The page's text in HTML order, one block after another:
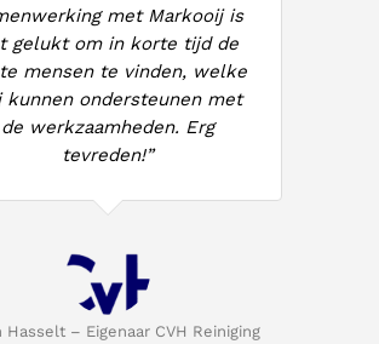
met Markooij is
gelukt om in korte tijd de
mensen te vinden, welke
kunnen ondersteunen met
de werkzaamheden. Erg
tevreden!”
Hasselt – Eigenaar CVH Reiniging